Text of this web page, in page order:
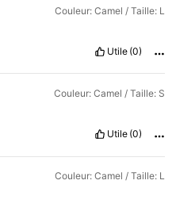
Couleur: Camel / Taille: L
Utile (0)
Couleur: Camel / Taille: S
Utile (0)
Couleur: Camel / Taille: L